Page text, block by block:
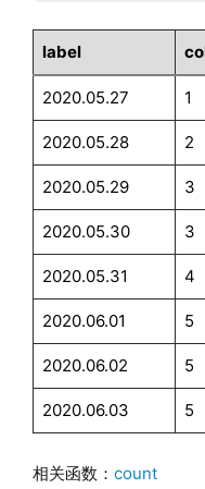
label
2020.05.27 1
2020.05.28 2
2020.05.29 3
2020.05.30 3
2020.05.31 4
2020.06.01 5
2020.06.02 5
2020.06.03 5
相关函数： count